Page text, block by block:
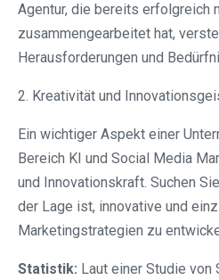
Agentur, die bereits erfolgreich
zusammengearbeitet hat,
Herausforderungen und
2. Kreativität und
Ein wichtiger Aspekt einer
Bereich KI und Social Media
und Innovationskraft. Suchen
der Lage ist, innovative und
Marketingstrategien zu
Statistik: Laut einer Studie